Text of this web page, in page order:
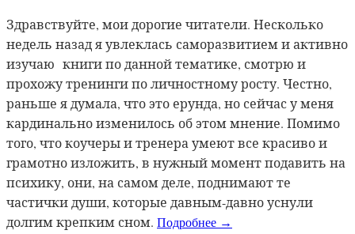
Здравствуйте, мои дорогие читатели. Несколько
недель назад я увлеклась саморазвитием и активно
изучаю книги по данной тематике, смотрю и
прохожу тренинги по личностному росту. Честно,
раньше я думала, что это ерунда, но сейчас у меня
кардинально изменилось об этом мнение. Помимо
того, что коучеры и тренера умеют все красиво и
грамотно изложить, в нужный момент подавить на
психику, они, на самом деле, поднимают те
частички души, которые давным-давно уснули
долгим крепким сном. Подробнее →